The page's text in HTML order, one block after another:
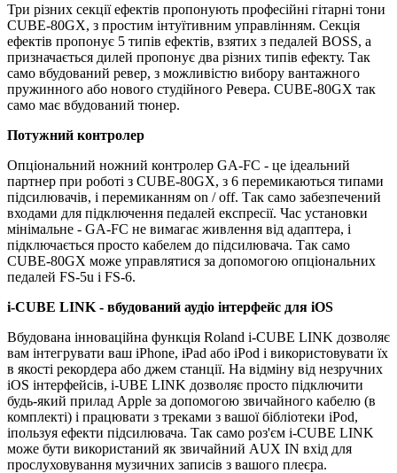
Три різних секції ефектів пропонують професійні гітарні тони
CUBE-80GX, з простим інтуїтивним управлінням. Секція
ефектів пропонує 5 типів ефектів, взятих з педалей BOSS, а
призначається дилей пропонує два різних типів ефекту. Так
само вбудований ревер, з можливістю вибору вантажного
пружинного або нового студійного Ревера. CUBE-80GX так
само має вбудований тюнер.
Потужний контролер
Опціональний ножний контролер GA-FC - це ідеальний
партнер при роботі з CUBE-80GX, з 6 перемикаються типами
підсилювачів, і перемиканням on / off. Так само забезпечений
входами для підключення педалей експресії. Час установки
мінімальне - GA-FC не вимагає живлення від адаптера, і
підключається просто кабелем до підсилювача. Так само
CUBE-80GX може управлятися за допомогою опціональних
педалей FS-5u і FS-6.
i-CUBE LINK - вбудований аудіо інтерфейс для iOS
Вбудована інноваційна функція Roland i-CUBE LINK дозволяє
вам інтегрувати ваш iPhone, iPad або iPod і використовувати їх
в якості рекордера або джем станції. На відміну від незручних
iOS інтерфейсів, i-UBE LINK дозволяє просто підключити
будь-який прилад Apple за допомогою звичайного кабелю (в
комплекті) і працювати з треками з вашої бібліотеки iPod,
іпользуя ефекти підсилювача. Так само роз'єм i-CUBE LINK
може бути використаний як звичайний AUX IN вхід для
прослуховування музичних записів з вашого плеєра.